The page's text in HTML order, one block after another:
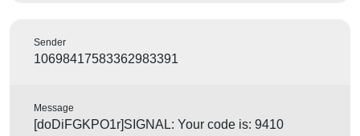
Sender
10698417583362983391
Message
[doDiFGKPO1r]SIGNAL: Your code is: 9410